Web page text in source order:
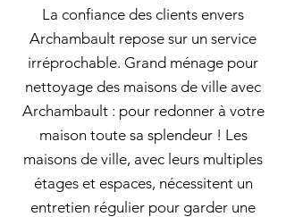
La confiance des clients envers
Archambault repose sur un service
irréprochable. Grand ménage pour
nettoyage des maisons de ville avec
Archambault : pour redonner à votre
maison toute sa splendeur ! Les
maisons de ville, avec leurs multiples
étages et espaces, nécessitent un
entretien régulier pour garder une